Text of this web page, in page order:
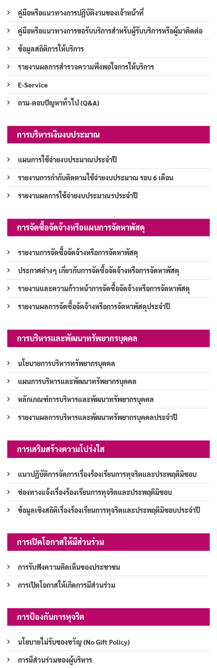
คู่มือหรือแนวทางการปฏิบัติงานของเจ้าหน้าที่
คู่มือหรือแนวทางการขอรับบริการสำหรับผู้รับบริการหรือผู้มาติดต่อ
ข้อมูลสถิติการให้บริการ
รายงานผลการสำรวจความพึงพอใจการให้บริการ
E-Service
ถาม-ตอบปัญหาทั่วไป (Q&A)
การบริหารเงินงบประมาณ
แผนการใช้จ่ายงบประมาณประจำปี
รายงานการกำกับติดตามใช้จ่ายงบประมาณ รอบ 6 เดือน
รายงานผลการใช้จ่ายงบประมาณรประจำปี
การจัดซื้อจัดจ้างหรือแผนการจัดหาพัสดุ
รายงานการจัดซื้อจัดจ้างหรือการจัดหาพัสดุ
ประกาศต่างๆ เกี่ยวกับการจัดซื้อจัดจ้างหรือการจัดหาพัสดุ
รายงานและความก้าวหน้าการจัดซื้อจัดจ้างหรือการจัดหาพัสดุ
รายงานผลการจัดซื้อจัดจ้างหรือการจัดหาพัสดุประจำปี
การบริหารและพัฒนาทรัพยากรบุคคล
นโยบายการบริหารทรัพยากรบุคคล
แผนการบริหารและพัฒนาทรัพยากรบุคคล
หลักเกณฑ์การบริหารและพัฒนาทรัพยากรบุคคล
รายงานผลการบริหารและพัฒนาทรัพยากรบุคคลประจำปี
การเสริมสร้างความโปร่งใส
แนวปฏิบัติการจัดการเรื่องร้องเรียนการทุจริตและประพฤติมิชอบ
ช่องทางแจ้งเรื่องร้องเรียนการทุจริตและประพฤติมิชอบ
ข้อมูลเชิงสถิติเรื่องร้องเรียนการทุจริตและประพฤติมิชอบประจำปี
การเปิดโอกาสให้มีส่วนร่วม
การรับฟังความคิดเห็นของประชาชน
การเปิดโอกาสให้เกิดการมีส่วนร่วม
การป้องกันการทุจริต
นโยบายไม่รับของขวัญ (No Gift Policy)
การมีส่วนร่วมของผู้บริหาร